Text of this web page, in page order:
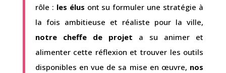
rôle : les élus ont su formuler une stratégie à
la fois ambitieuse et réaliste pour la ville,
notre cheffe de projet a su animer et
alimenter cette réflexion et trouver les outils
disponibles en vue de sa mise en œuvre, nos